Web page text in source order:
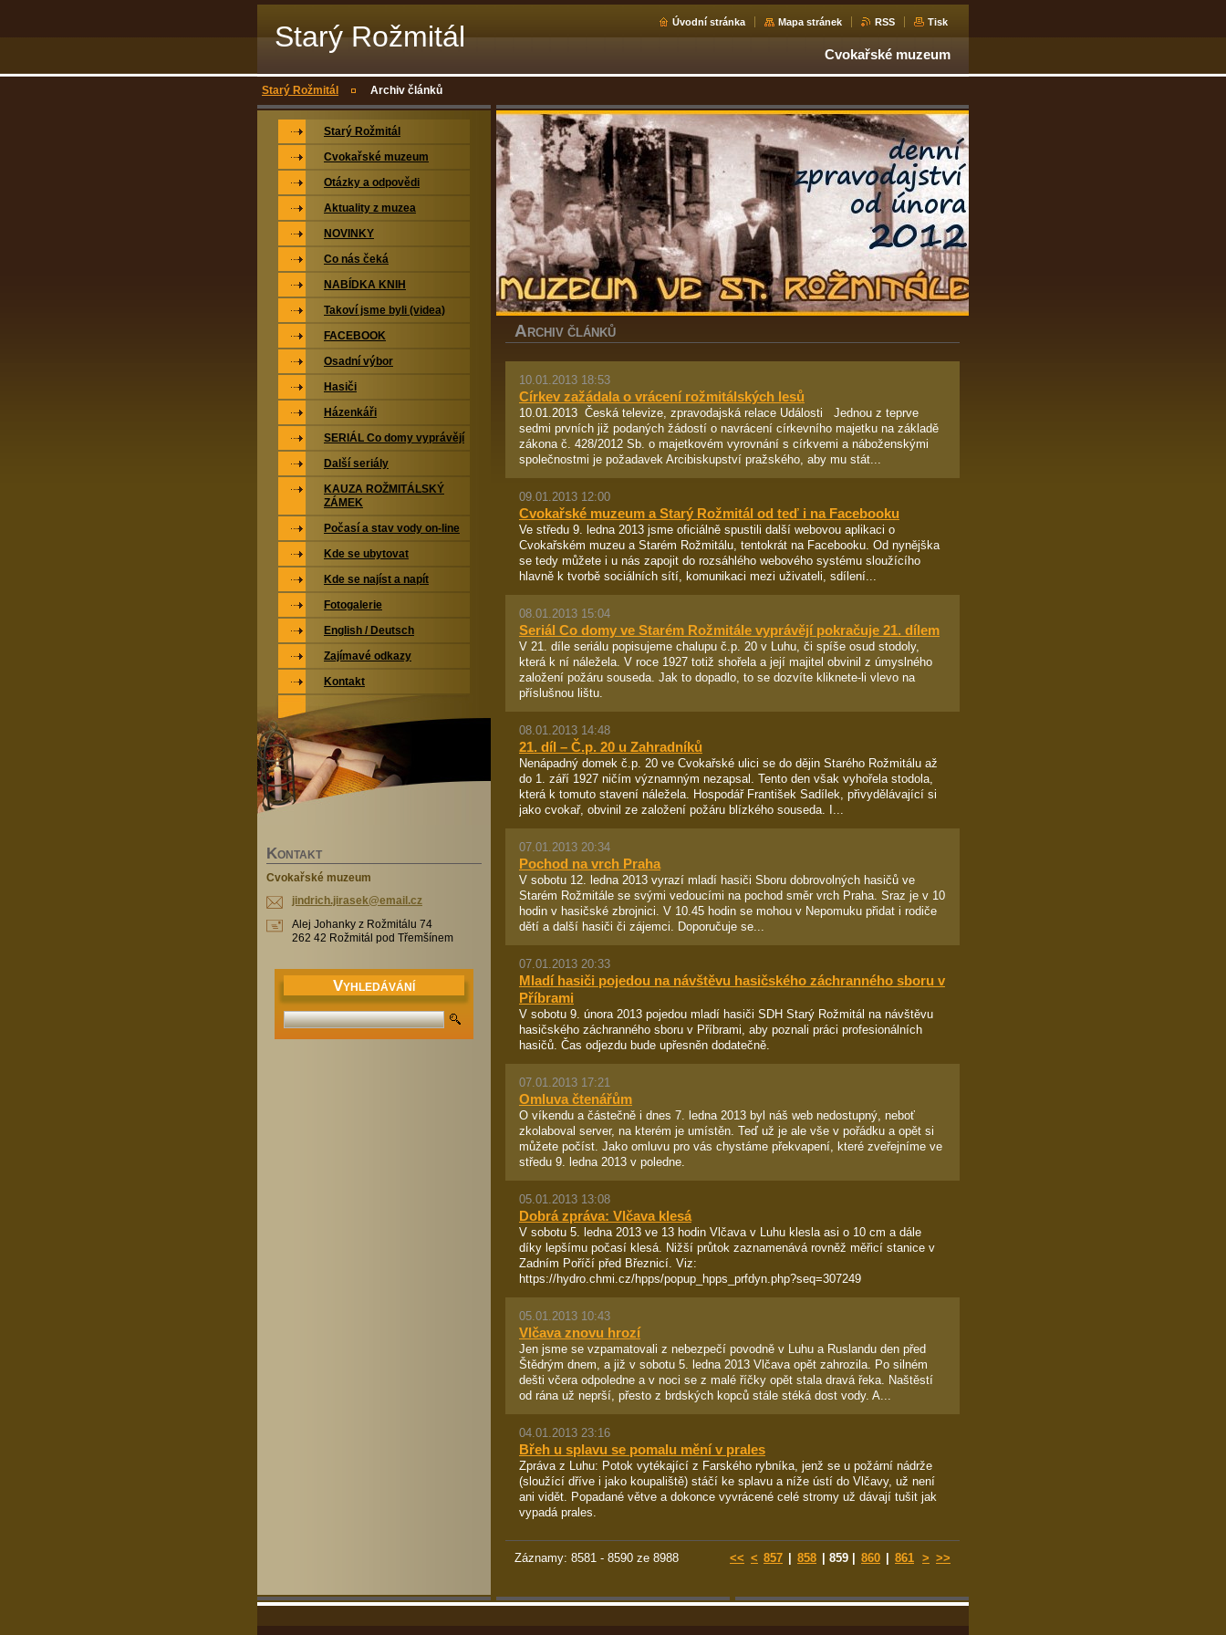
Starý Rožmitál Úvodní stránka Mapa stránek RSS Tisk
Cvokařské muzeum
Starý Rožmitál Archiv článků
A RCHIV ČLÁNKŮ
10.01.2013 18:53
Církev zažádala o vrácení rožmitálských lesů
10.01.2013 Česká televize, zpravodajská relace Události Jednou z teprve
sedmi prvních již podaných žádostí o navrácení církevního majetku na základě
zákona č. 428/2012 Sb. o majetkovém vyrovnání s církvemi a náboženskými
společnostmi je požadavek Arcibiskupství pražského, aby mu stát...
09.01.2013 12:00
Cvokařské muzeum a Starý Rožmitál od teď i na Facebooku
Ve středu 9. ledna 2013 jsme oficiálně spustili další webovou aplikaci o
Cvokařském muzeu a Starém Rožmitálu, tentokrát na Facebooku. Od nynějška
se tedy můžete i u nás zapojit do rozsáhlého webového systému sloužícího
hlavně k tvorbě sociálních sítí, komunikaci mezi uživateli, sdílení...
08.01.2013 15:04
Seriál Co domy ve Starém Rožmitále vyprávějí pokračuje 21. dílem
V 21. díle seriálu popisujeme chalupu č.p. 20 v Luhu, či spíše osud stodoly,
která k ní náležela. V roce 1927 totiž shořela a její majitel obvinil z úmyslného
založení požáru souseda. Jak to dopadlo, to se dozvíte kliknete-li vlevo na
příslušnou lištu.
08.01.2013 14:48
21. díl – Č.p. 20 u Zahradníků
Nenápadný domek č.p. 20 ve Cvokařské ulici se do dějin Starého Rožmitálu až
do 1. září 1927 ničím významným nezapsal. Tento den však vyhořela stodola,
která k tomuto stavení náležela. Hospodář František Sadílek, přivydělávající si
jako cvokař, obvinil ze založení požáru blízkého souseda. I...
07.01.2013 20:34
Pochod na vrch Praha
V sobotu 12. ledna 2013 vyrazí mladí hasiči Sboru dobrovolných hasičů ve
Starém Rožmitále se svými vedoucími na pochod směr vrch Praha. Sraz je v 10
hodin v hasičské zbrojnici. V 10.45 hodin se mohou v Nepomuku přidat i rodiče
dětí a další hasiči či zájemci. Doporučuje se...
07.01.2013 20:33
Mladí hasiči pojedou na návštěvu hasičského záchranného sboru v
Příbrami
V sobotu 9. února 2013 pojedou mladí hasiči SDH Starý Rožmitál na návštěvu
hasičského záchranného sboru v Příbrami, aby poznali práci profesionálních
hasičů. Čas odjezdu bude upřesněn dodatečně.
07.01.2013 17:21
Omluva čtenářům
O víkendu a částečně i dnes 7. ledna 2013 byl náš web nedostupný, neboť
zkolaboval server, na kterém je umístěn. Teď už je ale vše v pořádku a opět si
můžete počíst. Jako omluvu pro vás chystáme překvapení, které zveřejníme ve
středu 9. ledna 2013 v poledne.
05.01.2013 13:08
Dobrá zpráva: Vlčava klesá
V sobotu 5. ledna 2013 ve 13 hodin Vlčava v Luhu klesla asi o 10 cm a dále
díky lepšímu počasí klesá. Nižší průtok zaznamenává rovněž měřicí stanice v
Zadním Poříčí před Březnicí. Viz:
https://hydro.chmi.cz/hpps/popup_hpps_prfdyn.php?seq=307249
05.01.2013 10:43
Vlčava znovu hrozí
Jen jsme se vzpamatovali z nebezpečí povodně v Luhu a Ruslandu den před
Štědrým dnem, a již v sobotu 5. ledna 2013 Vlčava opět zahrozila. Po silném
dešti včera odpoledne a v noci se z malé říčky opět stala dravá řeka. Naštěstí
od rána už neprší, přesto z brdských kopců stále stéká dost vody. A...
04.01.2013 23:16
Břeh u splavu se pomalu mění v prales
Zpráva z Luhu: Potok vytékající z Farského rybníka, jenž se u požární nádrže
(sloužící dříve i jako koupaliště) stáčí ke splavu a níže ústí do Vlčavy, už není
ani vidět. Popadané větve a dokonce vyvrácené celé stromy už dávají tušit jak
vypadá prales.
Záznamy: 8581 - 8590 ze 8988 << < 857 858 859 860 861 > >>
Starý Rožmitál
Cvokařské muzeum
Otázky a odpovědi
Aktuality z muzea
NOVINKY
Co nás čeká
NABÍDKA KNIH
Takoví jsme byli (videa)
FACEBOOK
Osadní výbor
Hasiči
Házenkáři
SERIÁL Co domy vyprávějí
Další seriály
KAUZA ROŽMITÁLSKÝ
ZÁMEK
Počasí a stav vody on-line
Kde se ubytovat
Kde se najíst a napít
Fotogalerie
English / Deutsch
Zajímavé odkazy
Kontakt
KONTAKT
Cvokařské muzeum
jindrich.jirasek@email.cz
Alej Johanky z Rožmitálu 74
262 42 Rožmitál pod Třemšínem
VYHLEDÁVÁNÍ